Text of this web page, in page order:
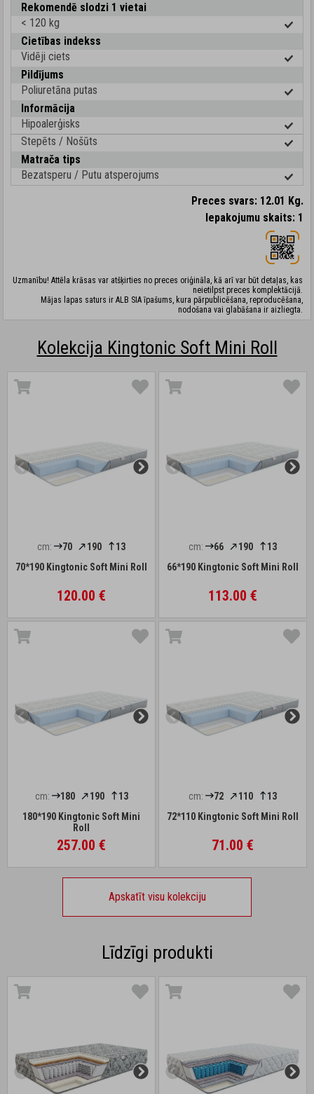
Rekomendē slodzi 1 vietai
< 120 kg
Cietības indekss
Vidēji ciets
Pildījums
Poliuretāna putas
Informācija
Hipoalerģisks
Stepēts / Nošūts
Matrača tips
Bezatsperu / Putu atsperojums
Preces svars: 12.01 Kg.
Iepakojumu skaits: 1
Uzmanību! Attēla krāsas var atšķirties no preces oriģināla, kā arī var būt detaļas, kas
neietilpst preces komplektācijā.
Mājas lapas saturs ir ALB SIA īpašums, kura pārpublicēšana, reproducēšana,
nodošana vai glabāšana ir aizliegta.
Kolekcija Kingtonic Soft Mini Roll
cm: 70 190
13
70*190 Kingtonic Soft Mini Roll
120.00 €
cm: 66 190
13
66*190 Kingtonic Soft Mini Roll
113.00 €
cm: 180 190
13
180*190 Kingtonic Soft Mini
Roll
257.00 €
cm: 72 110
13
72*110 Kingtonic Soft Mini Roll
71.00 €
Apskatīt visu kolekciju
Līdzīgi produkti